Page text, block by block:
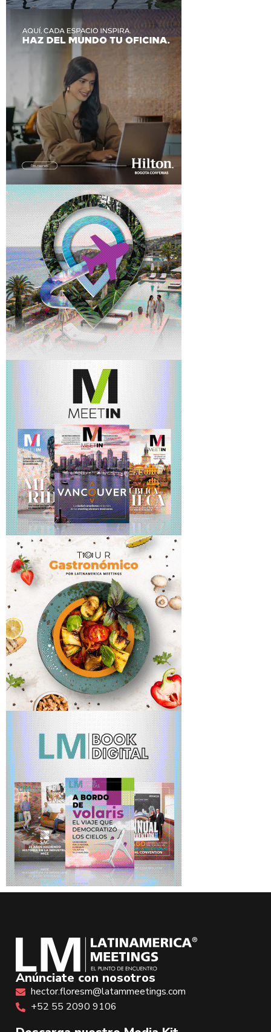
Anúnciate con nosotros
hector.floresm@latammeetings.com
+52 55 2090 9106